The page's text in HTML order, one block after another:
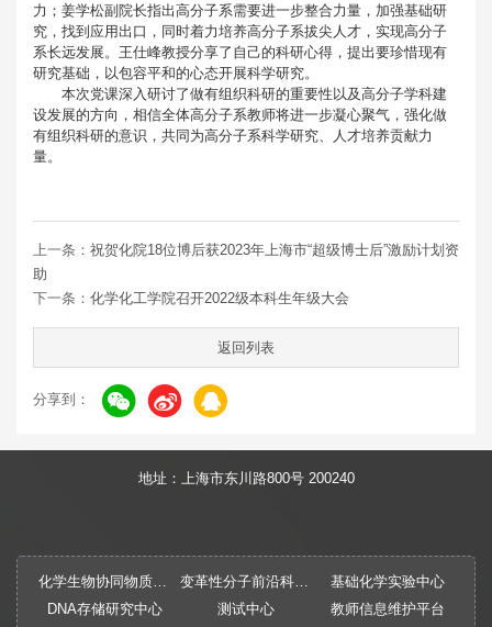
力；姜学松副院长指出高分子系需要进一步整合力量，加强基础研
究，找到应用出口，同时着力培养高分子系拔尖人才，实现高分子
系长远发展。王仕峰教授分享了自己的科研心得，提出要珍惜现有
研究基础，以包容平和的心态开展科学研究。
本次党课深入研讨了做有组织科研的重要性以及高分子学科建
设发展的方向，相信全体高分子系教师将进一步凝心聚气，强化做
有组织科研的意识，共同为高分子系科学研究、人才培养贡献力
量。
上一条： 祝贺化院18位博后获2023年上海市“超级博士后”激励计划资
助
下一条： 化学化工学院召开2022级本科生年级大会
返回列表
分享到：
地址：上海市东川路800号 200240
化学生物协同物质创制全国重点实验室 变革性分子前沿科学中心
基础化学实验中心
DNA存储研究中心
测试中心
教师信息维护平台